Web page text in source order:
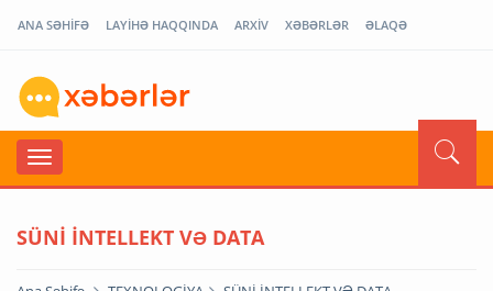
ANA SƏHİFƏ LAYİHƏ HAQQINDA ARXİV XƏBƏRLƏR ƏLAQƏ
SÜNİ İNTELLEKT VƏ DATA